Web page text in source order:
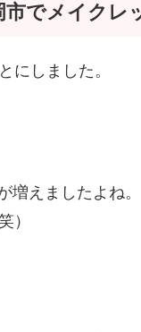
市でメイクレ
にしました。
増えましたよね。
）